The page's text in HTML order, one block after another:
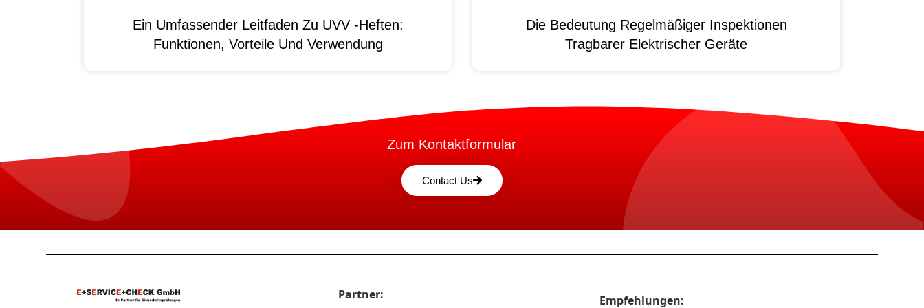
Ein Umfassender Leitfaden Zu UVV -Heften:
Funktionen, Vorteile Und Verwendung
Die Bedeutung Regelmäßiger Inspektionen
Tragbarer Elektrischer Geräte
Zum Kontaktformular
Contact Us
Partner: Empfehlungen: